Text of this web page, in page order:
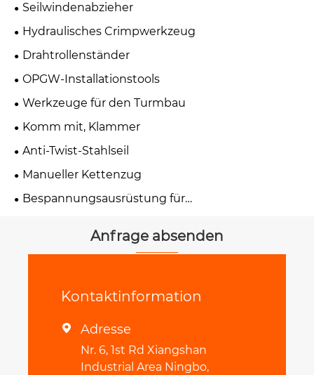
Seilwindenabzieher
Hydraulisches Crimpwerkzeug
Drahtrollenständer
OPGW-Installationstools
Werkzeuge für den Turmbau
Komm mit, Klammer
Anti-Twist-Stahlseil
Manueller Kettenzug
Bespannungsausrüstung für
Anfrage absenden
Kontaktinformation
 Adresse
Nr. 6, 1st Rd Xiangshan
Industrial Area Ningbo,